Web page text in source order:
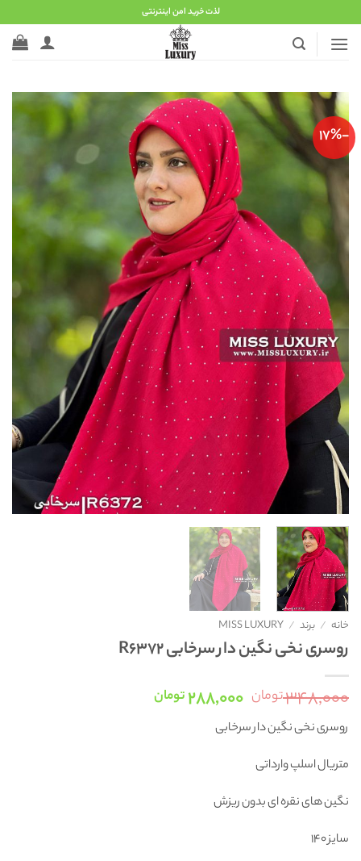
to
content
لذت خرید امن اینترنتی
-17%
خانه / برند /
MISS LUXURY
روسری نخی نگین دار سرخابی R6372
۳۴۸,۰۰۰تومان قیمت
اصلی:
۲۸۸,۰۰۰تومانقیمت
روسری نخی نگین دار سرخابی
متریال اسلپ وارداتی
نگین های نقره ای بدون ریزش
سایز 140